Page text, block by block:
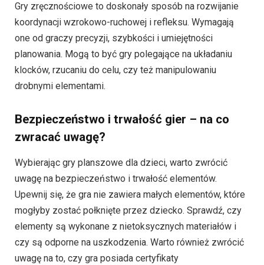
Gry zręcznościowe to doskonały sposób na rozwijanie
koordynacji wzrokowo-ruchowej i refleksu. Wymagają
one od graczy precyzji, szybkości i umiejętności
planowania. Mogą to być gry polegające na układaniu
klocków, rzucaniu do celu, czy też manipulowaniu
drobnymi elementami.
Bezpieczeństwo i trwałość gier – na co
zwracać uwagę?
Wybierając gry planszowe dla dzieci, warto zwrócić
uwagę na bezpieczeństwo i trwałość elementów.
Upewnij się, że gra nie zawiera małych elementów, które
mogłyby zostać połknięte przez dziecko. Sprawdź, czy
elementy są wykonane z nietoksycznych materiałów i
czy są odporne na uszkodzenia. Warto również zwrócić
uwagę na to, czy gra posiada certyfikaty